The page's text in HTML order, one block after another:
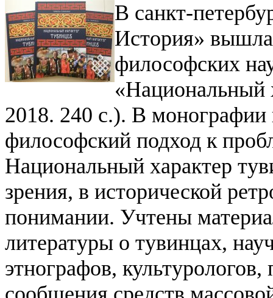
В санкт-
История»
философских
«Национальный
2018. 240 с.). В монографии
философский подход к
Национальный характер
зрения, в исторической
понимании. Учтены
литературы о тувинцах,
этнографов,